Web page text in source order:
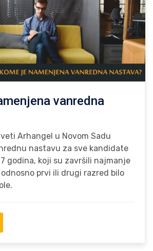
vanredna
Arhangel u Novom Sadu
nastavu za sve kandidate
godina, koji su završili najmanje
prvi ili drugi razred bilo